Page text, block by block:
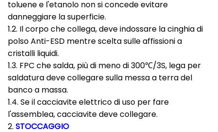
toluene e l'etanolo non si concede evitare
danneggiare la superficie.
1.2. Il corpo che collega, deve indossare la cinghia di
polso Anti-ESD mentre scelta sulle affissioni a
cristalli liquidi.
1.3. FPC che salda, più di meno di 300℃/3S, lega per
saldatura deve collegare sulla messa a terra del
banco a massa.
1.4. Se il cacciavite elettrico di uso per fare
l'assemblea, cacciavite deve collegare.
2. STOCCAGGIO